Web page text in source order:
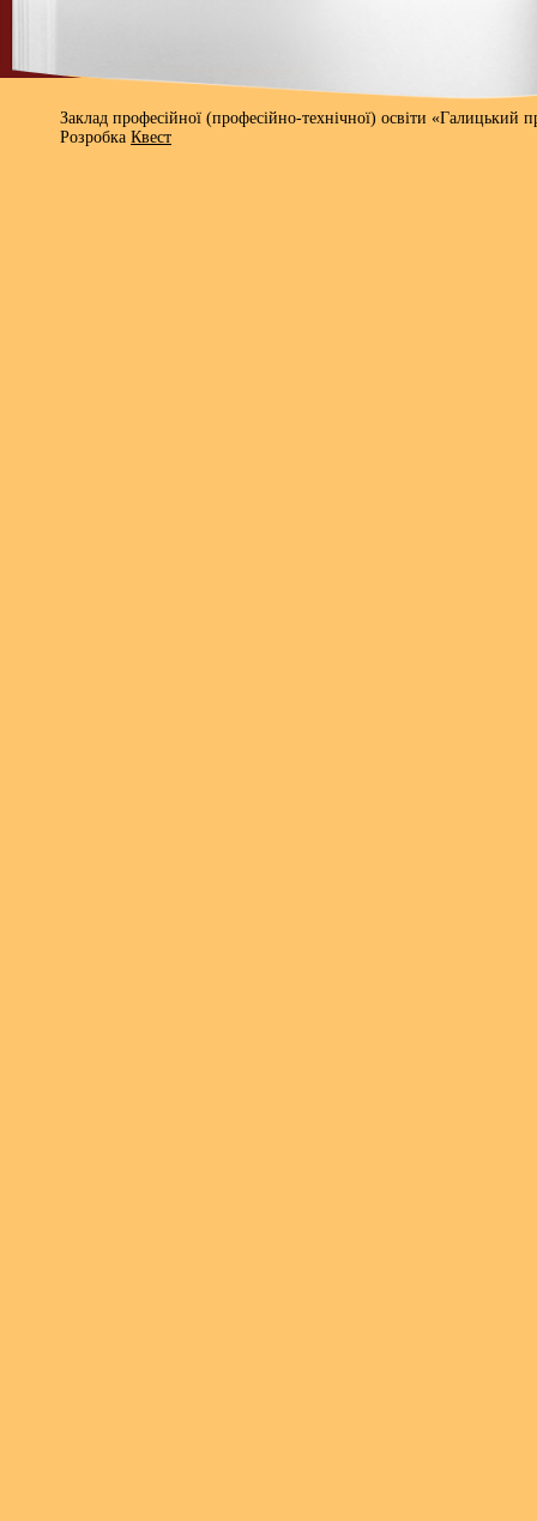
Заклад професійної (професійно-технічної) освіти
Розробка Квест